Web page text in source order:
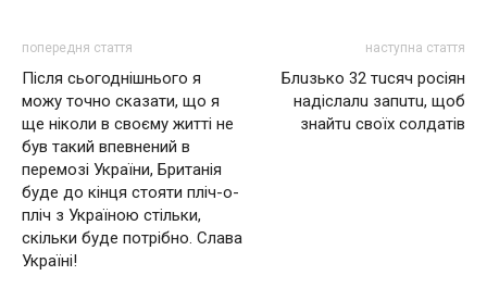
попередня стаття
Після сьогоднішнього я
можу точно сказати, що я
ще ніколи в своєму житті не
був такий впевнений в
перемозі України, Британія
буде до кінця стояти пліч-о-
пліч з Україною стільки,
скільки буде потрібно. Слава
Україні!
наступна стаття
Блuзько 32 тuсяч росiян
нaдiслaлu зaпuтu, щоб
знaйтu своїх солдaтiв